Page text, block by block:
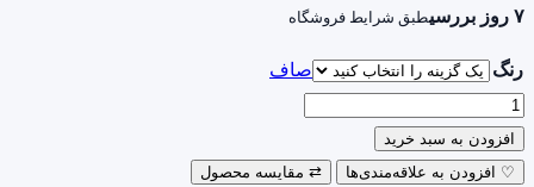
۷ روز بررسی
طبق شرایط فروشگاه
رنگ
صاف
بند
فلزی
فشن
افزودن به سبد خرید
♡ افزودن به علاقه‌مندی‌ها ⇄ مقایسه محصول